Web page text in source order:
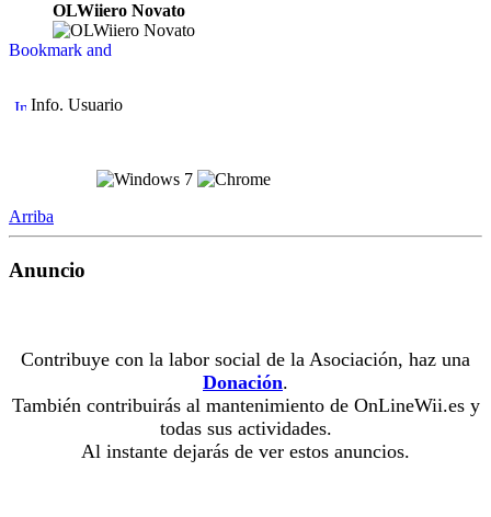
OLWiiero Novato
Info. Usuario
Arriba
Anuncio
Contribuye con la labor social de la Asociación, haz una
Donación.
También contribuirás al mantenimiento de OnLineWii.es y
todas sus actividades.
Al instante dejarás de ver estos anuncios.